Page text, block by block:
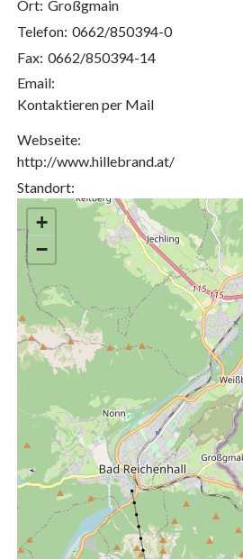
Ort: Großgmain
Telefon: 0662/850394-0
Fax: 0662/850394-14
Email:
Kontaktieren per Mail
Webseite:
http://www.hillebrand.at/
Standort:
+
−